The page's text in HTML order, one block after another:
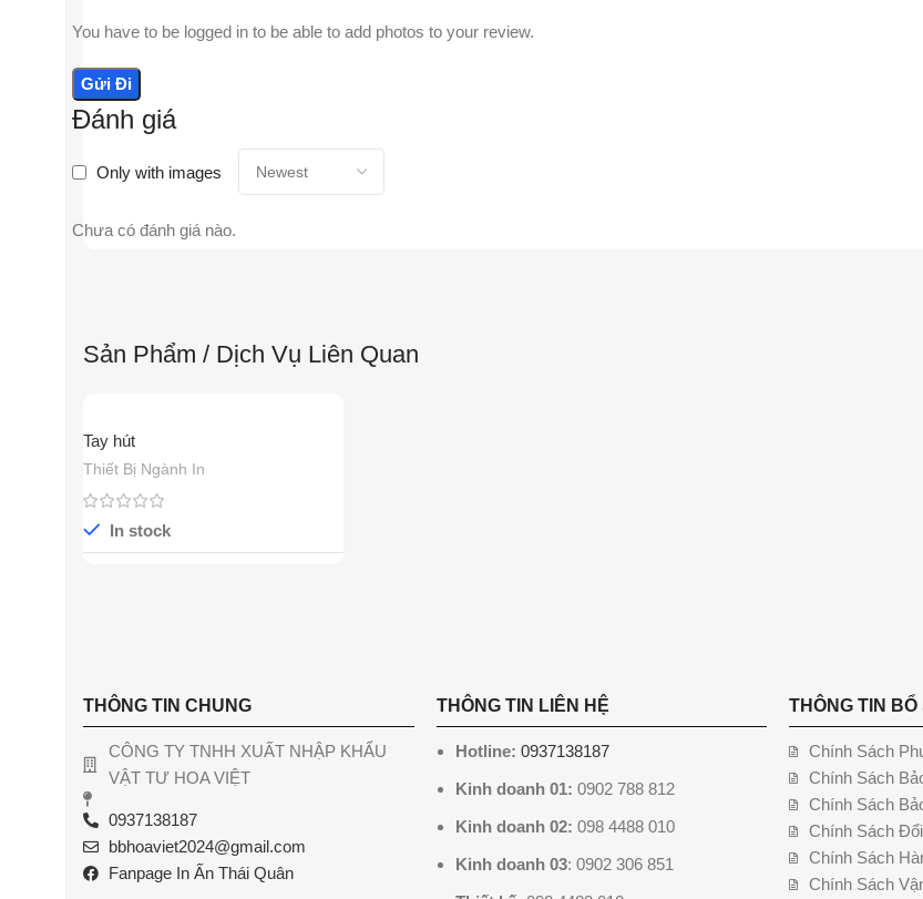
Đánh giá
Only with images
Chưa có đánh giá nào.
You have to be logged in to be able to add photos to your review.
Sản Phẩm / Dịch Vụ Liên Quan
Tay hút
Thiết Bị Ngành In
In stock
THÔNG TIN CHUNG
CÔNG TY TNHH XUẤT NHẬP KHẨU
VẬT TƯ HOA VIỆT
0937138187
bbhoaviet2024@gmail.com
Fanpage In Ấn Thái Quân
THÔNG TIN LIÊN HỆ
Hotline: 0937138187
Kinh doanh 01: 0902 788 812
Kinh doanh 02: 098 4488 010
Kinh doanh 03: 0902 306 851
THÔNG TIN BỔ
Chính Sách
Chính Sách
Chính Sách
Chính Sách
Chính Sách
Chính Sách